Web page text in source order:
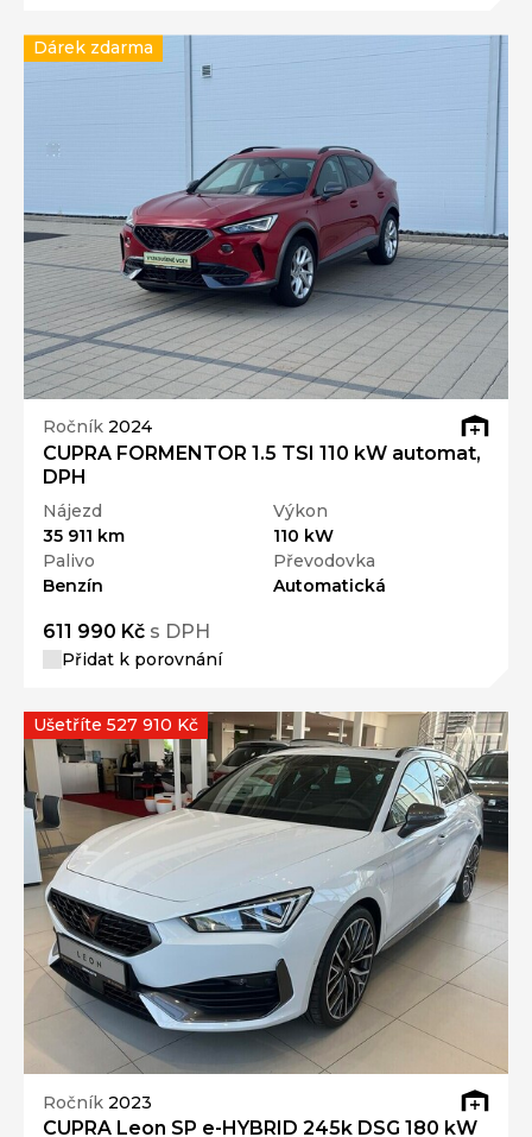
Ročník 2024
CUPRA FORMENTOR 1.5 TSI 110 kW automat,
DPH
Nájezd
35 911 km
Výkon
110 kW
Palivo
Benzín
Převodovka
Automatická
611 990 Kč s DPH
Přidat k porovnání
Dárek zdarma
Ročník 2023
CUPRA Leon SP e-HYBRID 245k DSG 180 kW
Ušetříte 527 910 Kč